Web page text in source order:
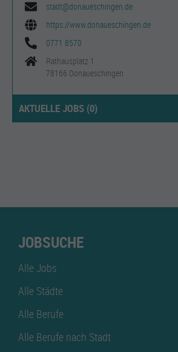
stadt@donaueschingen.de
https://www.donaueschingen.de
0771 8570
Rathausplatz 1
78166 Donaueschingen
AKTUELLE JOBS (0)
JOBSUCHE
Alle Jobs
Alle Städte
Alle Berufe
Alle Berufe nach Stadt